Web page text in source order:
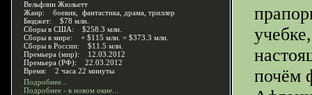
Вельфлин Жюльетт
Жанр: боевик, фантастика, драма, триллер
Бюджет: $78 млн.
Сборы в США: $258.3 млн.
Сборы в мире: + $115 млн. = $373.3 млн.
Сборы в России: $11.5 млн.
Премьера (мир): 12.03.2012
Премьера (РФ): 22.03.2012
Время: 2 часа 22 минуты
Подробнее...
Подробнее - в новом окне...
почём